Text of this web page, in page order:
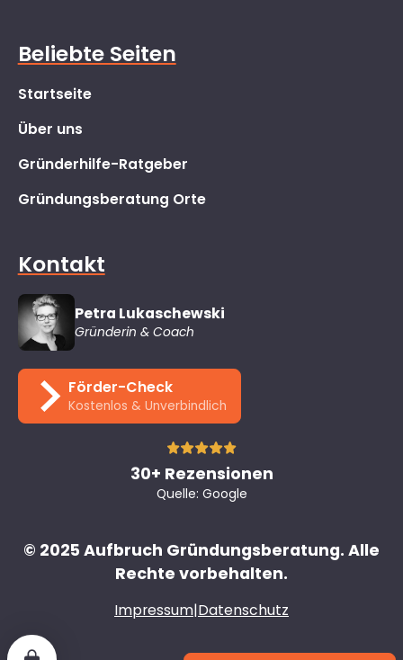
Beliebte Seiten
Startseite
Über uns
Gründerhilfe-Ratgeber
Gründungsberatung Orte
Kontakt
Petra Lukaschewski
Gründerin & Coach
Förder-Check
Kostenlos & Unverbindlich
30+ Rezensionen
Quelle: Google
© 2025 Aufbruch Gründungsberatung. Alle
Rechte vorbehalten.
Impressum|Datenschutz